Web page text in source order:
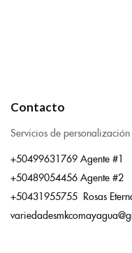
Contacto
Servicios de
+50499631769 Agente #1
+50489054456 Agente #2
+50431955755 Rosas